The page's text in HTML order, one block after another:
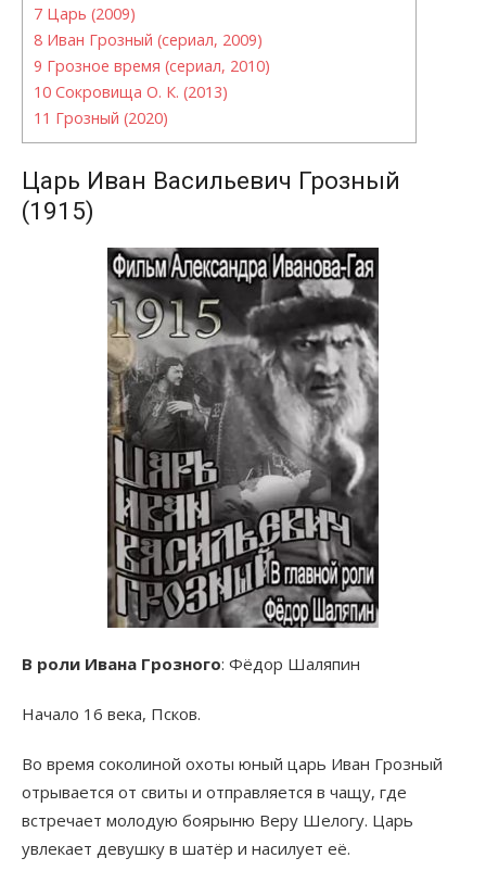
7 Царь (2009)
8 Иван Грозный (сериал, 2009)
9 Грозное время (сериал, 2010)
10 Сокровища О. К. (2013)
11 Грозный (2020)
Царь Иван Васильевич Грозный
(1915)
В роли Ивана Грозного: Фёдор Шаляпин
Начало 16 века, Псков.
Во время соколиной охоты юный царь Иван Грозный
отрывается от свиты и отправляется в чащу, где
встречает молодую боярыню Веру Шелогу. Царь
увлекает девушку в шатёр и насилует её.